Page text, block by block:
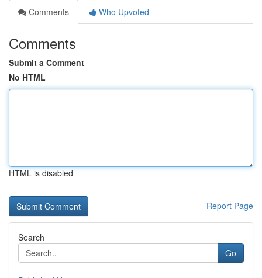
Comments
Who Upvoted
Comments
Submit a Comment
No HTML
HTML is disabled
Report Page
Search
Go